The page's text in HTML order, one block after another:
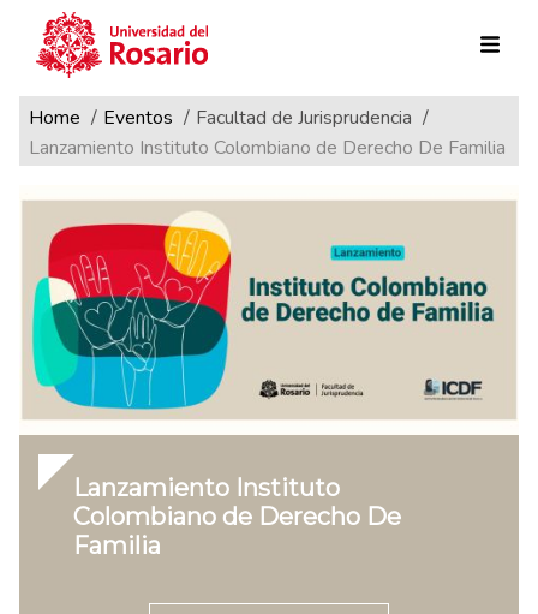
Pasar al contenido principal
Ruta de navegación
Home Eventos
Facultad de Jurisprudencia
Lanzamiento Instituto Colombiano de Derecho De Familia
Lanzamiento Instituto
Colombiano de Derecho De
Familia